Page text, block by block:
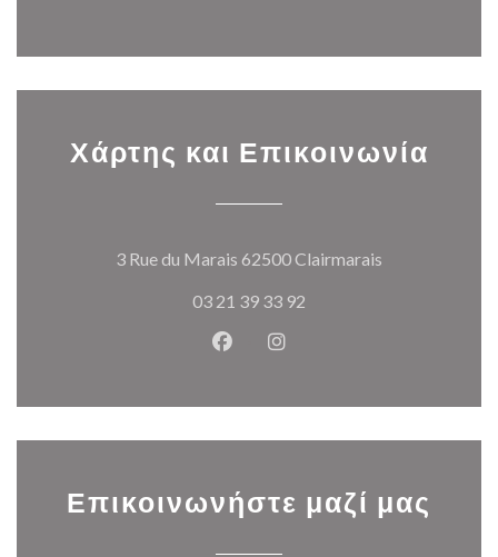
Χάρτης και Επικοινωνία
3 Rue du Marais 62500 Clairmarais
03 21 39 33 92
Facebook ((ανοίγει σε νέο
Instagram ((ανοίγει σε
Επικοινωνήστε μαζί μας